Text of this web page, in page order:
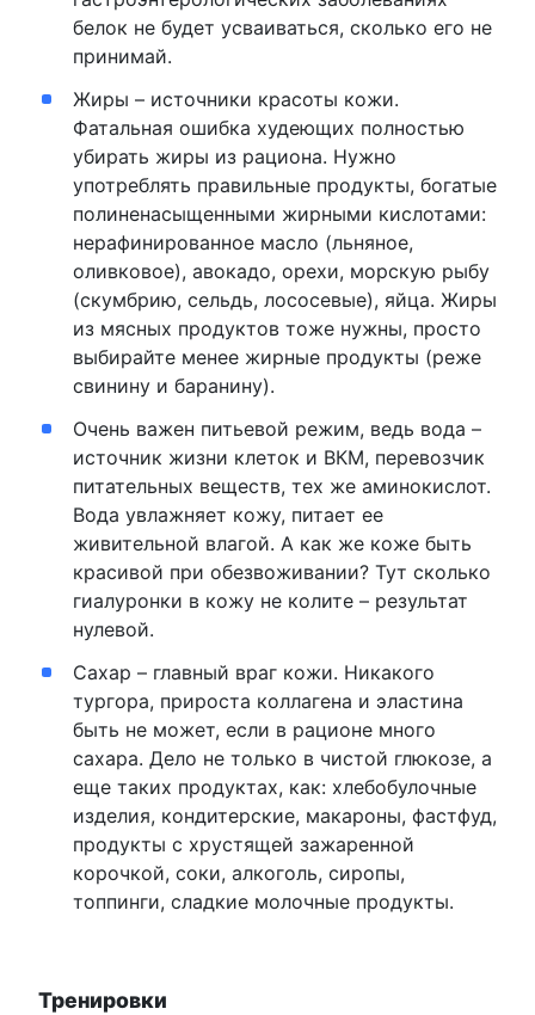
белок не будет усваиваться, сколько его не
принимай.
Жиры – источники красоты кожи.
Фатальная ошибка худеющих полностью
убирать жиры из рациона. Нужно
употреблять правильные продукты, богатые
полиненасыщенными жирными кислотами:
нерафинированное масло (льняное,
оливковое), авокадо, орехи, морскую рыбу
(скумбрию, сельдь, лососевые), яйца. Жиры
из мясных продуктов тоже нужны, просто
выбирайте менее жирные продукты (реже
свинину и баранину).
Очень важен питьевой режим, ведь вода –
источник жизни клеток и ВКМ, перевозчик
питательных веществ, тех же аминокислот.
Вода увлажняет кожу, питает ее
живительной влагой. А как же коже быть
красивой при обезвоживании? Тут сколько
гиалуронки в кожу не колите – результат
нулевой.
Сахар – главный враг кожи. Никакого
тургора, прироста коллагена и эластина
быть не может, если в рационе много
сахара. Дело не только в чистой глюкозе, а
еще таких продуктах, как: хлебобулочные
изделия, кондитерские, макароны, фастфуд,
продукты с хрустящей зажаренной
корочкой, соки, алкоголь, сиропы,
топпинги, сладкие молочные продукты.
Тренировки